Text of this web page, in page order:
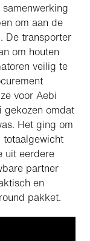
om aan de
De transporter
om houten
veilig te
voor Aebi
gekozen omdat
Het ging om
totaalgewicht
uit eerdere
partner
en
pakket.